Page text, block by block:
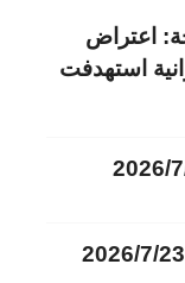
اعتراض
إيرانية استهدفت